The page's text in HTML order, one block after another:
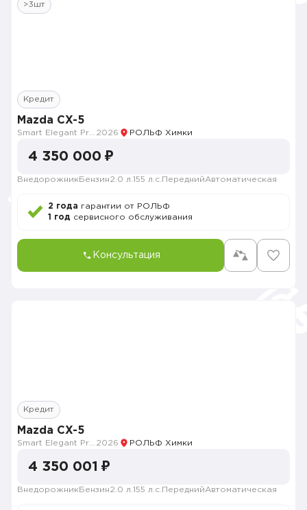
>3шт
Кредит
Mazda CX-5
2026 РОЛЬФ Химки
4 350 000 ₽
Внедорожник Бензин2.0 л. 155 л.с. ПереднийАвтоматическая
2 года гарантии от РОЛЬФ
1 год сервисного обслуживания
Консультация
Кредит
Mazda CX-5
2026 РОЛЬФ Химки
4 350 001 ₽
Внедорожник Бензин2.0 л. 155 л.с. ПереднийАвтоматическая